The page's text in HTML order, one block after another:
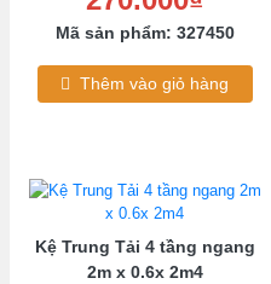
Mã sản phẩm: 327450
Thêm vào giỏ hàng
Kệ Trung Tải 4 tầng ngang
2m x 0.6x 2m4